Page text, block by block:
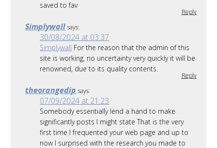
saved to fav
Reply
Simplywall says:
30/08/2024 at 03:37
Simplywall For the reason that the admin of this
site is working, no uncertainty very quickly it will be
renowned, due to its quality contents.
Reply
theorangedip says:
07/09/2024 at 21:23
Somebody essentially lend a hand to make
significantly posts I might state That is the very
first time I frequented your web page and up to
now I surprised with the research you made to